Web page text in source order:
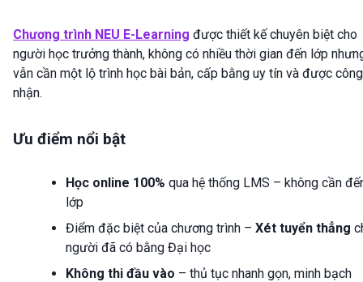
Chương trình NEU E-Learning được thiết kế chuyên biệt cho
người học trưởng thành, không có nhiều thời gian đến lớp
vẫn cần một lộ trình học bài bản, cấp bằng uy tín và được công
nhận.
Ưu điểm nổi bật
Học online 100% qua hệ thống LMS – không cần
lớp
Điểm đặc biệt của chương trình – Xét tuyển thẳng
người đã có bằng Đại học
Không thi đầu vào – thủ tục nhanh gọn, minh bạch